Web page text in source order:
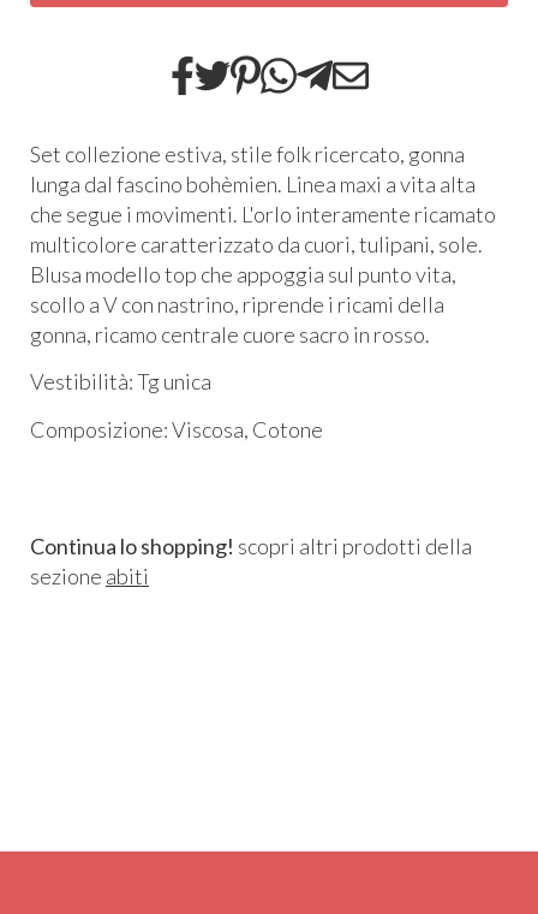
Set collezione estiva, stile folk ricercato, gonna
lunga dal fascino bohèmien. Linea maxi a vita alta
che segue i movimenti. L'orlo interamente ricamato
multicolore caratterizzato da cuori, tulipani, sole.
Blusa modello top che appoggia sul punto vita,
scollo a V con nastrino, riprende i ricami della
gonna, ricamo centrale cuore sacro in rosso.
Vestibilità: Tg unica
Composizione: Viscosa, Cotone
Continua lo shopping! scopri altri prodotti della
sezione abiti